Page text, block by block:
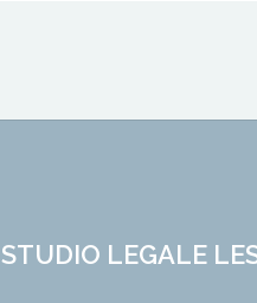
STUDIO LEGALE